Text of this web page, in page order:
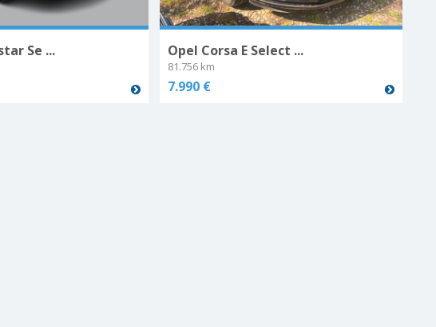
Se ... Opel Corsa E Select ...
81.756 km
7.990 €